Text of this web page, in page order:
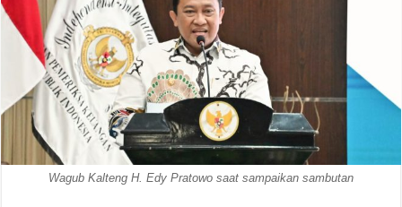
Wagub Kalteng H. Edy Pratowo saat sampaikan sambutan